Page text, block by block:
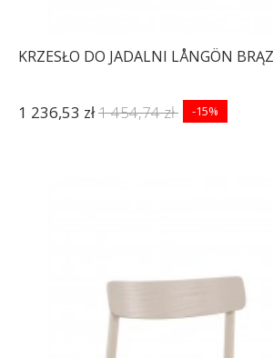
KRZESŁO DO JADALNI LÅNGÖN
1 236,53 zł1 454,74 zł -15%